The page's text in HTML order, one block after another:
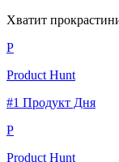
Хватит
P
Product Hunt
#1 Продукт Дня
P
Product Hunt